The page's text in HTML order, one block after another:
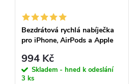
Bezdrátová rychlá nabíječka
pro iPhone, AirPods a Apple
MagSafe Wireless Charger
White
994 Kč
Skladem - hned k odeslání
3 ks